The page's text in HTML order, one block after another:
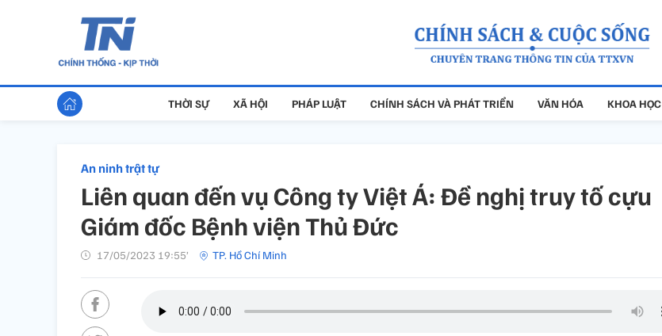
THỜI SỰ XÃ HỘI PHÁP LUẬT CHÍNH SÁCH VÀ PHÁT TRIỂN VĂN HÓA KHOA HỌC
An ninh trật tự
Liên quan đến vụ Công ty Việt Á: Đề nghị truy tố cựu
Giám đốc Bệnh viện Thủ Đức
17/05/2023 19:55’ TP. Hồ Chí Minh